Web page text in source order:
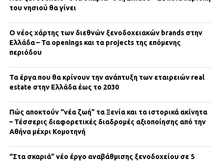
του νησιού θα γίνει
Ο νέος χάρτης των διεθνών ξενοδοχειακών brands στην
Ελλάδα – Τα openings και τα projects της επόμενης
περιόδου
Τα έργα που θα κρίνουν την ανάπτυξη των εταιρειών real
estate στην Ελλάδα έως το 2030
Πώς αποκτούν “νέα ζωή” τα Ξενία και τα ιστορικά ακίνητα
– Τέσσερις διαφορετικές διαδρομές αξιοποίησης από την
Αθήνα μέχρι Κομοτηνή
“Στα σκαριά” νέο έργο αναβάθμισης ξενοδοχείου σε 5